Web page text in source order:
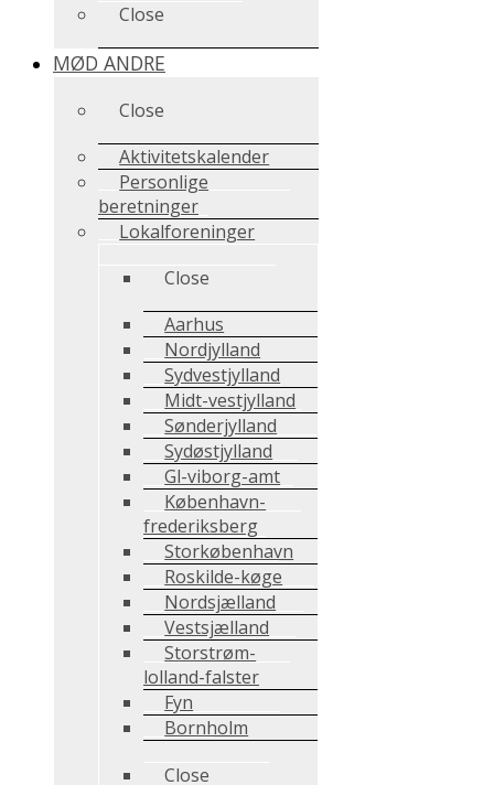
Close
MØD ANDRE
Close
Aktivitetskalender
Personlige
beretninger
Lokalforeninger
Close
Aarhus
Nordjylland
Sydvestjylland
Midt-vestjylland
Sønderjylland
Sydøstjylland
Gl-viborg-amt
København-
frederiksberg
Storkøbenhavn
Roskilde-køge
Nordsjælland
Vestsjælland
Storstrøm-
lolland-falster
Fyn
Bornholm
Close